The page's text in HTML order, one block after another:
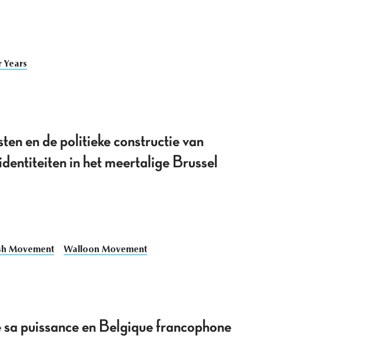
Years
en de politieke constructie van
in het meertalige Brussel
Movement Walloon Movement
puissance en Belgique francophone